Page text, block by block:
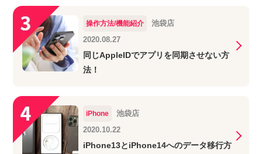
操作方法/機能紹介
池袋店
2020.08.27
同じAppleIDでアプリを同期させない方
法！
iPhone
池袋店
2020.10.22
iPhone13とiPhone14へのデータ移行方